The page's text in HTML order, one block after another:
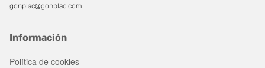
gonplac@gonplac.com
Información
Política de cookies